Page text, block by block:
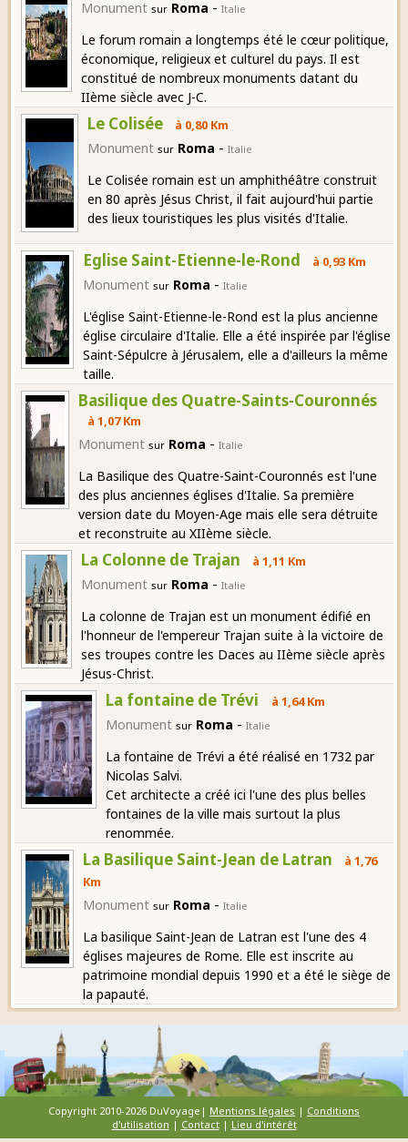
Monument sur Roma - Italie
Le forum romain a longtemps été le cœur politique,
économique, religieux et culturel du pays. Il est
constitué de nombreux monuments datant du
IIème siècle avec J-C.
Le Colisée à 0,80 Km
Monument sur Roma - Italie
Le Colisée romain est un amphithéâtre construit
en 80 après Jésus Christ, il fait aujourd'hui partie
des lieux touristiques les plus visités d'Italie.
Eglise Saint-Etienne-le-Rond à 0,93 Km
Monument sur Roma - Italie
L'église Saint-Etienne-le-Rond est la plus ancienne
église circulaire d'Italie. Elle a été inspirée par l'église
Saint-Sépulcre à Jérusalem, elle a d'ailleurs la même
taille.
Basilique des Quatre-Saints-Couronnés
à 1,07 Km
Monument sur Roma - Italie
La Basilique des Quatre-Saint-Couronnés est l'une
des plus anciennes églises d'Italie. Sa première
version date du Moyen-Age mais elle sera détruite
et reconstruite au XIIème siècle.
La Colonne de Trajan à 1,11 Km
Monument sur Roma -Italie
La colonne de Trajan est un monument édifié en
l'honneur de l'empereur Trajan suite à la victoire de
ses troupes contre les Daces au IIème siècle après
Jésus-Christ.
La fontaine de Trévi à 1,64 Km
Monument sur Roma -Italie
La fontaine de Trévi a été réalisé en 1732 par
Nicolas Salvi.
Cet architecte a créé ici l'une des plus belles
fontaines de la ville mais surtout la plus
renommée.
La Basilique Saint-Jean de Latran
à 1,76
Km
Monument sur Roma -Italie
La basilique Saint-Jean de Latran est l'une des 4
églises majeures de Rome. Elle est inscrite au
patrimoine mondial depuis 1990 et a été le siège de
la papauté.
Copyright 2010-2026 DuVoyage| Mentions légales | Conditions
d'utilisation | Contact| Lieu d'intérêt